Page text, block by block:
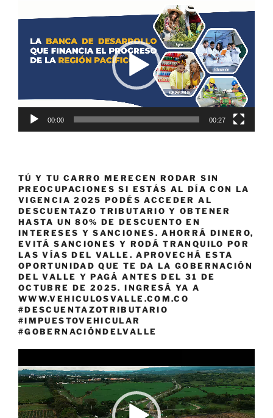
de
00:00 00:27
TÚ Y TU CARRO MERECEN RODAR SIN
PREOCUPACIONES SI ESTÁS AL DÍA CON LA
VIGENCIA 2025 PODÉS ACCEDER AL
DESCUENTAZO TRIBUTARIO Y OBTENER
HASTA UN 80% DE DESCUENTO EN
INTERESES Y SANCIONES. AHORRÁ DINERO,
EVITÁ SANCIONES Y RODÁ TRANQUILO POR
LAS VÍAS DEL VALLE. APROVECHÁ ESTA
OPORTUNIDAD QUE TE DA LA GOBERNACIÓN
DEL VALLE Y PAGÁ ANTES DEL 31 DE
OCTUBRE DE 2025. INGRESÁ YA A
WWW.VEHICULOSVALLE.COM.CO
#DESCUENTAZOTRIBUTARIO
#IMPUESTOVEHICULAR
#GOBERNACIÓNDELVALLE
de
vídeo